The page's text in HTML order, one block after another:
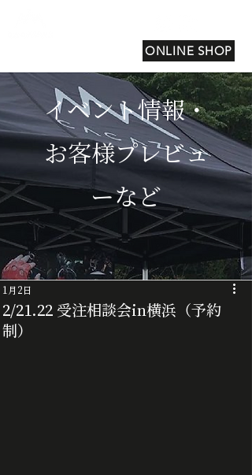
ONLINE SHOP
イベント情報・
お客様プレビュ
ーなど
2/21.22 受注相談会in横浜（予約
制）
1月2日